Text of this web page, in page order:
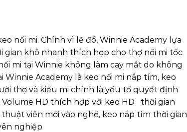
nối mi. Chính vì lẽ đó, Winnie Academy lựa
gian khô nhanh thích hợp cho thợ nối mi tốc
mi tại Winnie không làm cay mắt do không
Winnie Academy là keo nối mi nắp tím, keo
thợ và kiểu mi chính là yếu tố quyết định
Volume HD thích hợp với keo HD thời gian
viên mới vào nghề, keo nắp tím thời gian
nghiệp